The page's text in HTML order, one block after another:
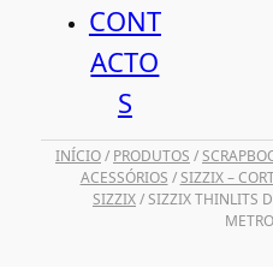
CONT
ACTO
S
INÍCIO/ PRODUTOS /
ACESSÓRIOS /SIZZIX –
SIZZIX/ SIZZIX THINLITS